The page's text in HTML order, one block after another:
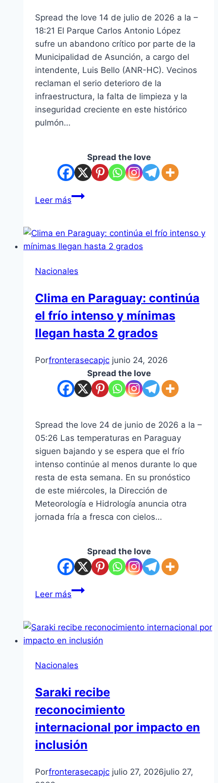
Spread the love 14 de julio de 2026 a la –
18:21 El Parque Carlos Antonio López
sufre un abandono crítico por parte de la
Municipalidad de Asunción, a cargo del
intendente, Luis Bello (ANR-HC). Vecinos
reclaman el serio deterioro de la
infraestructura, la falta de limpieza y la
inseguridad creciente en este histórico
pulmón…
Spread the love
Leer másAsunción:
Antonio
López
abandono
Bello
Nacionales
Clima en Paraguay: continúa
el frío intenso y mínimas
llegan hasta 2 grados
Porfronterasecapjc junio 24, 2026
Spread the love
Spread the love 24 de junio de 2026 a la –
05:26 Las temperaturas en Paraguay
siguen bajando y se espera que el frío
intenso continúe al menos durante lo que
resta de esta semana. En su pronóstico
de este miércoles, la Dirección de
Meteorología e Hidrología anuncia otra
jornada fría a fresca con cielos…
Spread the love
Leer másClima
continúa
el
intenso
mínimas
llegan
hasta
2
grados
Nacionales
Saraki recibe
reconocimiento
internacional por impacto en
inclusión
Porfronterasecapjc julio 27, 2026julio 27,